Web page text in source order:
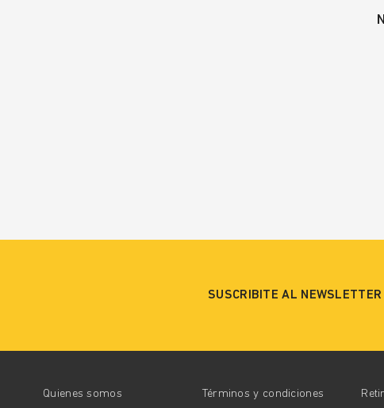
SUSCRIBITE AL NEWSLETTER
Quienes somos Términos y condiciones